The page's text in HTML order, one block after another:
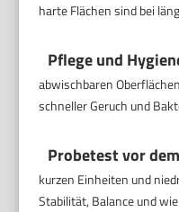
harte Flächen sind bei
Pflege und
abwischbaren
schneller Geruch und
Probetest vor
kurzen Einheiten und
Stabilität, Balance und